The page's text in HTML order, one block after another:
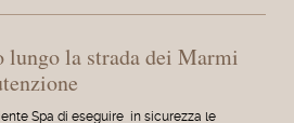
la strada dei Marmi
Spa di eseguire in sicurezza le